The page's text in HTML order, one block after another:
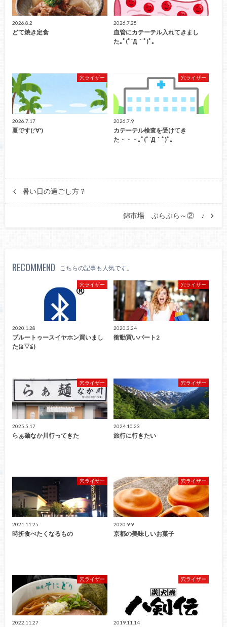
2026.8.2
どて焼き定食
2026.7.25
血管にカテーテル入れてきまし
た｡ﾟ(ﾟ´Д｀ﾟ)ﾟ｡
穴ライザー
2026.7.17
夏です(;'∀')
穴ライザー
2026.7.9
カテーテル検査を受けてき
た・・・｡ﾟ(ﾟ´Д｀ﾟ)ﾟ｡
暑い日の過ごし方？
錦市場 ぶらぶら～② ♪
RECOMMEND こちらの記事も人気です。
穴ライザー
2020.1.28
ブルートゥースイヤホン買いまし
た(≧▽≦)
穴ライザー
2020.3.24
衝動買いパート2
穴ライザー
2025.5.17
らぁ麺なか川行ってきた
穴ライザー
2024.10.23
旅行に行きたい
穴ライザー
2021.11.25
時折食べたくなるもの
穴ライザー
2020.9.9
京都の美味しいお菓子
穴ライザー
2022.11.27
穴ライザー
2019.11.14